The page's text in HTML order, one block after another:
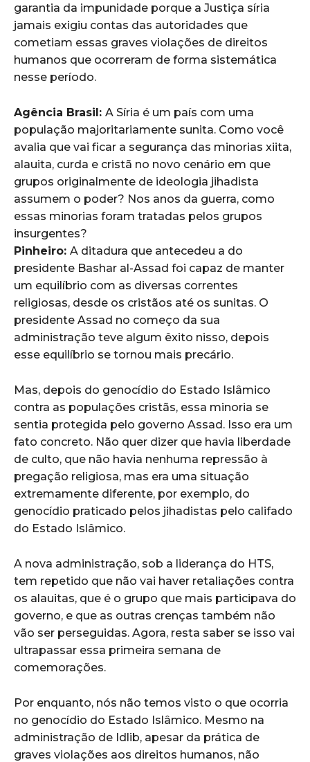
garantia da impunidade porque a Justiça síria
jamais exigiu contas das autoridades que
cometiam essas graves violações de direitos
humanos que ocorreram de forma sistemática
nesse período.
Agência Brasil: A Síria é um país com uma
população majoritariamente sunita. Como você
avalia que vai ficar a segurança das minorias xiita,
alauita, curda e cristã no novo cenário em que
grupos originalmente de ideologia jihadista
assumem o poder? Nos anos da guerra, como
essas minorias foram tratadas pelos grupos
insurgentes?
Pinheiro: A ditadura que antecedeu a do
presidente Bashar al-Assad foi capaz de manter
um equilíbrio com as diversas correntes
religiosas, desde os cristãos até os sunitas. O
presidente Assad no começo da sua
administração teve algum êxito nisso, depois
esse equilíbrio se tornou mais precário.
Mas, depois do genocídio do Estado Islâmico
contra as populações cristãs, essa minoria se
sentia protegida pelo governo Assad. Isso era um
fato concreto. Não quer dizer que havia liberdade
de culto, que não havia nenhuma repressão à
pregação religiosa, mas era uma situação
extremamente diferente, por exemplo, do
genocídio praticado pelos jihadistas pelo califado
do Estado Islâmico.
A nova administração, sob a liderança do HTS,
tem repetido que não vai haver retaliações contra
os alauitas, que é o grupo que mais participava do
governo, e que as outras crenças também não
vão ser perseguidas. Agora, resta saber se isso vai
ultrapassar essa primeira semana de
comemorações.
Por enquanto, nós não temos visto o que ocorria
no genocídio do Estado Islâmico. Mesmo na
administração de Idlib, apesar da prática de
graves violações aos direitos humanos, não